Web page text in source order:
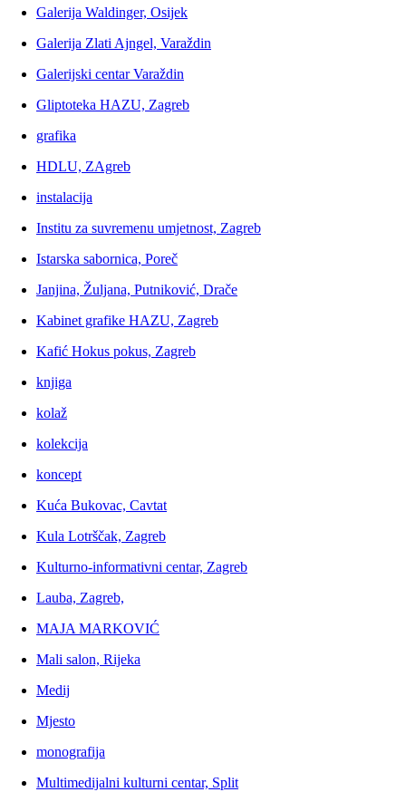
Galerija Waldinger, Osijek
Galerija Zlati Ajngel, Varaždin
Galerijski centar Varaždin
Gliptoteka HAZU, Zagreb
grafika
HDLU, ZAgreb
instalacija
Institu za suvremenu umjetnost, Zagreb
Istarska sabornica, Poreč
Janjina, Žuljana, Putniković, Drače
Kabinet grafike HAZU, Zagreb
Kafić Hokus pokus, Zagreb
knjiga
kolaž
kolekcija
koncept
Kuća Bukovac, Cavtat
Kula Lotrščak, Zagreb
Kulturno-informativni centar, Zagreb
Lauba, Zagreb,
MAJA MARKOVIĆ
Mali salon, Rijeka
Medij
Mjesto
monografija
Multimedijalni kulturni centar, Split